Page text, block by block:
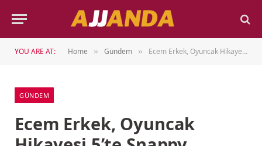
YOU ARE AT: Home » Gündem » Ecem Erkek, Oyuncak Hikayesi 5’te Snappy Karakterini Seslendirdi
GÜNDEM
Ecem Erkek, Oyuncak